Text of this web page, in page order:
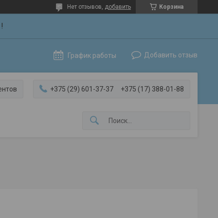
Корзина
Нет отзывов, добавить
График работы Добавить отзыв
+375 (29) 601-37-37 +375 (17) 388-01-88